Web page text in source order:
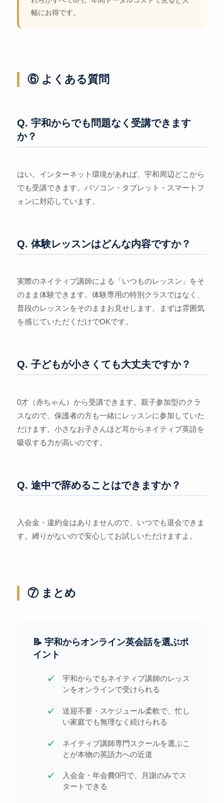
幅にお得です。
⑥ よくある質問
Q. 宇和からでも問題なく受講できます
か？
はい。インターネット環境があれば、宇和周辺どこから
でも受講できます。パソコン・タブレット・スマートフ
ォンに対応しています。
Q. 体験レッスンはどんな内容ですか？
実際のネイティブ講師による「いつものレッスン」をそ
のまま体験できます。体験専用の特別クラスではなく、
普段のレッスンをそのままお見せします。まずは雰囲気
を感じていただくだけでOKです。
Q. 子どもが小さくても大丈夫ですか？
0才（赤ちゃん）から受講できます。親子参加型のクラ
スなので、保護者の方も一緒にレッスンに参加していた
だけます。小さなお子さんほど耳からネイティブ英語を
吸収する力が高いのです。
Q. 途中で辞めることはできますか？
入会金・違約金はありませんので、いつでも退会できま
す。縛りがないので安心してお試しいただけますよ。
⑦ まとめ
📝 宇和からオンライン英会話を選ぶポ
イント
宇和からでもネイティブ講師のレッス
ンをオンラインで受けられる
送迎不要・スケジュール柔軟で、忙し
い家庭でも無理なく続けられる
ネイティブ講師専門スクールを選ぶこ
とが本物の英語力への近道
入会金・年会費0円で、月謝のみでス
タートできる